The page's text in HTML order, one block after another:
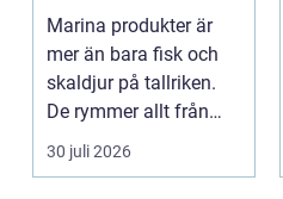
hållbara
upplevelser
Marina produkter är
mer än bara fisk och
skaldjur på tallriken.
De rymmer allt från
mat och hälsa ti...
30 juli 2026